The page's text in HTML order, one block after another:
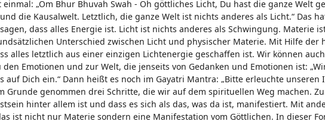
„Om Bhur Bhuvah Swah - Oh göttliches Licht, Du hast die ganze Welt
die Kausalwelt. Letztlich, die ganze Welt ist nichts anderes als Licht.“ Das
dass alles Energie ist. Licht ist nichts anderes als Schwingung. Materie
Unterschied zwischen Licht und physischer Materie. Mit Hilfe der
alles letztlich aus einer einzigen Lichtenergie geschaffen ist. Wir können
Emotionen und zur Welt, die jenseits von Gedanken und Emotionen ist:
Dich ein.“ Dann heißt es noch im Gayatri Mantra: „Bitte erleuchte unseren
Grunde genommen drei Schritte, die wir auf dem spirituellen Weg machen.
hinter allem ist und dass es sich als das, was da ist, manifestiert. Mit
ist nicht nur Materie sondern eine Manifestation vom Göttlichen. In dieser